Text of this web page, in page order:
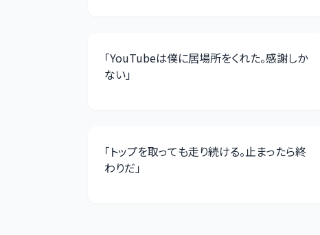
「YouTubeは僕に居場所をくれた。感謝しか
ない」
「トップを取っても走り続ける。止まったら終
わりだ」